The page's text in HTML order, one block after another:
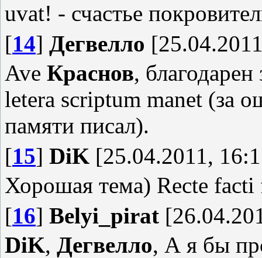
uvat! - счастье
[14] Дегвелло
Ave Краснов,
letera scriptum mаnet (за
памяти писал).
[15] DiK [25.04.2011,
Хорошая тема) Recte facti
[16] Belyi_pirat
DiK, Дегвелло, А я бы